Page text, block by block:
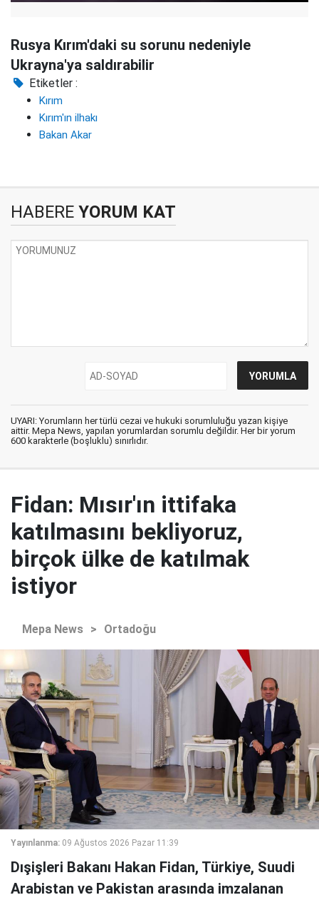
Rusya Kırım'daki su sorunu nedeniyle
Ukrayna'ya saldırabilir
Etiketler :
Kırım
Kırım'ın ilhakı
Bakan Akar
HABERE YORUM KAT
UYARI: Yorumların her türlü cezai ve hukuki sorumluluğu yazan kişiye
aittir. Mepa News, yapılan yorumlardan sorumlu değildir. Her bir yorum
600 karakterle (boşluklu) sınırlıdır.
Fidan: Mısır'ın ittifaka
katılmasını bekliyoruz,
birçok ülke de katılmak
istiyor
Mepa News > Ortadoğu
Yayınlanma: 09 Ağustos 2026 Pazar 11:39
Dışişleri Bakanı Hakan Fidan, Türkiye, Suudi
Arabistan ve Pakistan arasında imzalanan